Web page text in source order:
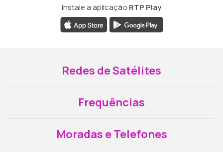
Instale a aplicação RTP Play
Redes de Satélites
Frequências
Moradas e Telefones